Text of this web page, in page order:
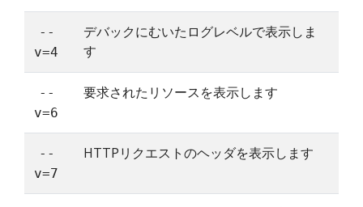
--
v=4
デバックにむいたログレベルで表示しま
す
--
v=6
要求されたリソースを表示します
--
v=7
HTTPリクエストのヘッダを表示します